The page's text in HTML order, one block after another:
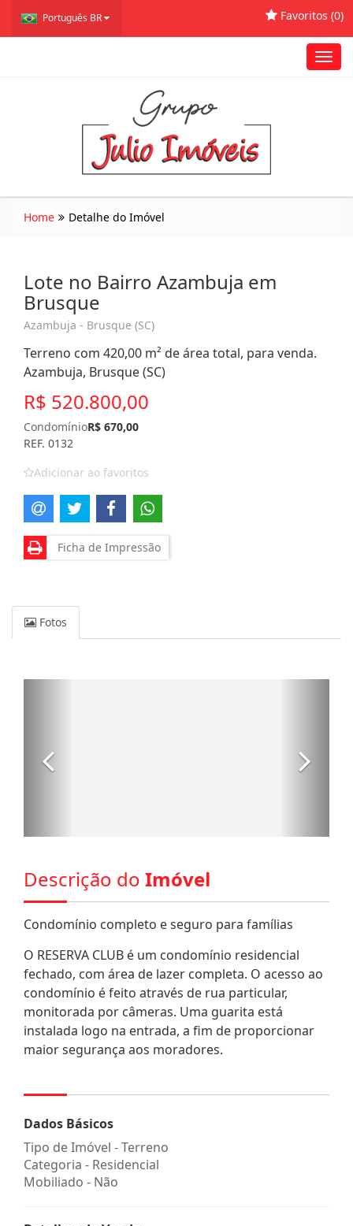
Português BR Favoritos (0)
Home Detalhe do Imóvel
Lote no Bairro Azambuja em
Brusque
Azambuja - Brusque (SC)
Terreno com 420,00 m² de área total, para venda.
Azambuja, Brusque (SC)
R$ 520.800,00
CondomínioR$ 670,00
REF. 0132
Adicionar ao favoritos
Ficha de Impressão
Fotos
Descrição do Imóvel
Condomínio completo e seguro para famílias
O RESERVA CLUB é um condomínio residencial
fechado, com área de lazer completa. O acesso ao
condomínio é feito através de rua particular,
monitorada por câmeras. Uma guarita está
instalada logo na entrada, a fim de proporcionar
maior segurança aos moradores.
Dados Básicos
Tipo de Imóvel - Terreno
Categoria - Residencial
Mobiliado - Não